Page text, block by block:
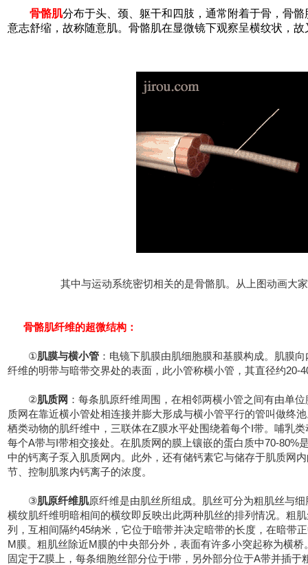
骨骼肌分布于头、颈、躯干和四肢，通常附着于骨，骨
意志舒缩，故称随意肌。骨骼肌在显微镜下观察呈横纹状，故
其中与运动系统密切相关的是骨骼肌。从上图动画大
骨骼肌纤维的超微结构：
①肌膜与横小管 ：电镜下肌膜由肌细胞膜和基膜构成。肌膜
纤维的明带与暗带交界处的表面，此小管称横小管，其直径约20-
②肌质网 ：每条肌原纤维周围，在相邻两横小管之间有由单
质网在靠近横小管处相连接并膨大形成与横小管平行的管叫做终
栖类动物的肌纤维中，三联体在Z膜水平处围绕着每个I带。哺乳
每个A带与I带相交接处。在肌质网的膜上镶嵌的蛋白质中70-80%
中的钙离子泵入肌质网内。此外，还有储钙素它与储存于肌质网
节、控制肌浆内钙离子的浓度。
③肌原纤维肌原纤维是由肌丝所组成。肌丝可分为粗肌丝与
横纹肌纤维明暗相间的横纹即反映出此两种肌丝的排列情况。粗
列，互相间隔约45纳米，它位于暗带并决定暗带的长度，在暗带
M膜。粗肌丝除近M膜的中央部分外，表面有许多小突起称为横
固定于Z膜上，每条细胞丝部分位于I带，另外部分位于A带并插